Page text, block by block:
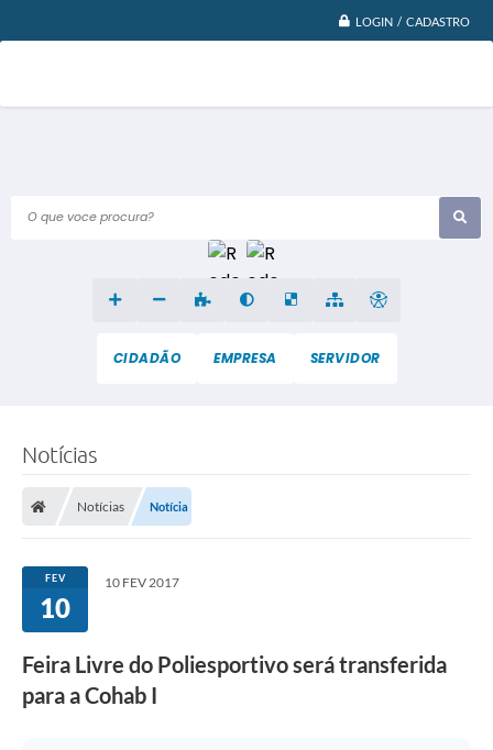
LOGIN / CADASTRO
O que voce procura?
CIDADÃO EMPRESA SERVIDOR
Notícias
Notícias Notícia
FEV
10
10 FEV 2017
Feira Livre do Poliesportivo será transferida
para a Cohab I